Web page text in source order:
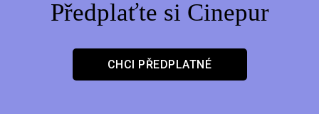
Předplaťte si Cinepur
CHCI PŘEDPLATNÉ